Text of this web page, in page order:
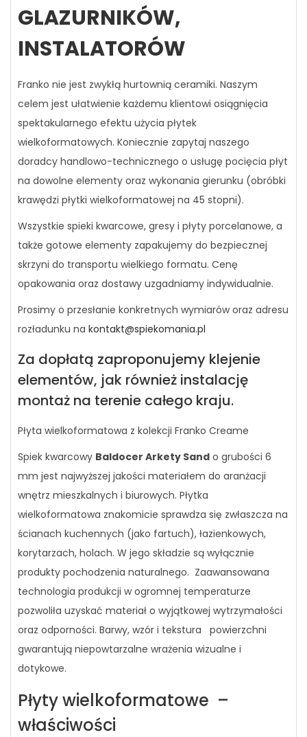
GLAZURNIKÓW,
INSTALATORÓW
Franko nie jest zwykłą hurtownią ceramiki. Naszym
celem jest ułatwienie każdemu klientowi osiągnięcia
spektakularnego efektu użycia płytek
wielkoformatowych. Koniecznie zapytaj naszego
doradcy handlowo-technicznego o usługę pocięcia płyt
na dowolne elementy oraz wykonania gierunku (obróbki
krawędzi płytki wielkoformatowej na 45 stopni).
Wszystkie spieki kwarcowe, gresy i płyty porcelanowe, a
także gotowe elementy zapakujemy do bezpiecznej
skrzyni do transportu wielkiego formatu. Cenę
opakowania oraz dostawy uzgadniamy indywidualnie.
Prosimy o przesłanie konkretnych wymiarów oraz adresu
rozładunku na kontakt@spiekomania.pl
Za dopłatą zaproponujemy klejenie
elementów, jak również instalację
montaż na terenie całego kraju.
Płyta wielkoformatowa z kolekcji Franko Creame
Spiek kwarcowy Baldocer Arkety Sand o grubości 6
mm jest najwyższej jakości materiałem do aranżacji
wnętrz mieszkalnych i biurowych. Płytka
wielkoformatowa znakomicie sprawdza się zwłaszcza na
ścianach kuchennych (jako fartuch), łazienkowych,
korytarzach, holach. W jego składzie są wyłącznie
produkty pochodzenia naturalnego. Zaawansowana
technologia produkcji w ogromnej temperaturze
pozwoliła uzyskać materiał o wyjątkowej wytrzymałości
oraz odporności. Barwy, wzór i tekstura powierzchni
gwarantują niepowtarzalne wrażenia wizualne i
dotykowe.
Płyty wielkoformatowe –
właściwości